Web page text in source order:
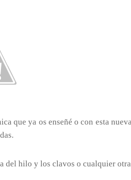
que ya os enseñé o con esta
del hilo y los clavos o cualquier